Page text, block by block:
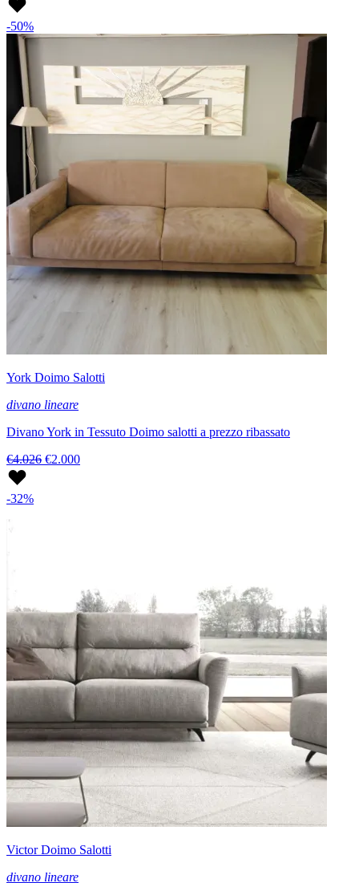
-50%
York Doimo Salotti
divano lineare
Divano York in Tessuto Doimo salotti a prezzo ribassato
€4.026 €2.000
-32%
Victor Doimo Salotti
divano lineare